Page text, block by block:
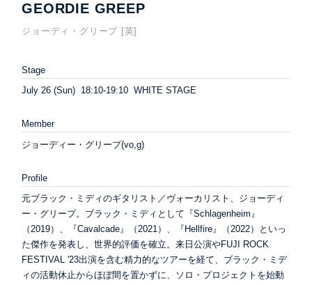
GEORDIE GREEP
ジョーディ・グリープ [英]
Stage
July 26 (Sun) 18:10-19:10 WHITE STAGE
Member
ジョーディー・グリープ(vo,g)
Profile
元ブラック・ミディのギタリスト／ヴォーカリスト、ジョーディ
ー・グリープ。ブラック・ミディとして『Schlagenheim』
（2019）、『Cavalcade』（2021）、『Hellfire』（2022）といっ
た傑作を発表し、世界的評価を確立。来日公演やFUJI ROCK
FESTIVAL '23出演を含む精力的なツアーを経て、ブラック・ミデ
ィの活動休止からほぼ間を置かずに、ソロ・プロジェクトを始動